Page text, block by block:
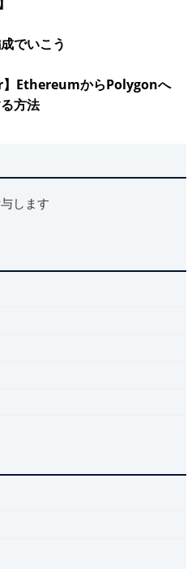
でいこう
】EthereumからPolygonへ
方法
します